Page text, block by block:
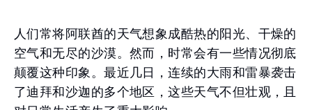
人们常将阿联酋的天气想象成酷热的阳光、干燥的
空气和无尽的沙漠。然而，时常会有一些情况彻底
颠覆这种印象。最近几日，连续的大雨和雷暴袭击
了迪拜和沙迦的多个地区，这些天气不但壮观，且